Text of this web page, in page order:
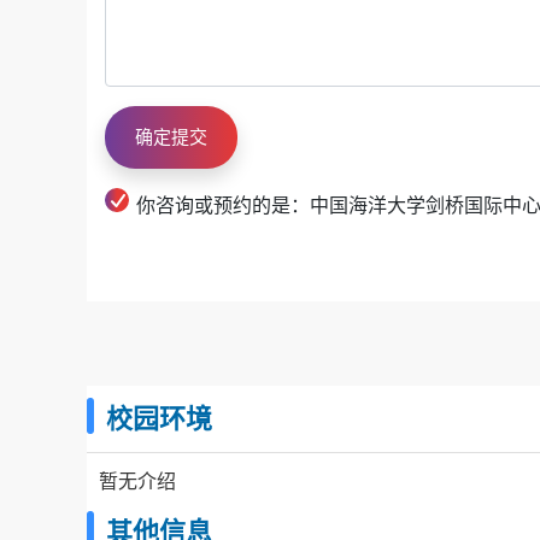
你咨询或预约的是：中国海洋大学剑桥国际中心
校园环境
暂无介绍
其他信息